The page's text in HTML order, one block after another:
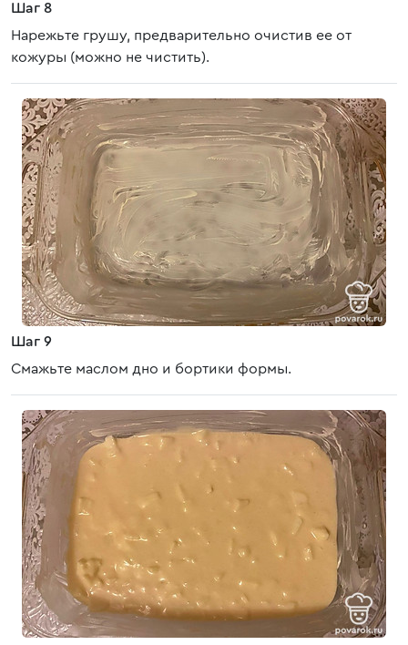
Шаг 8
Нарежьте грушу, предварительно очистив ее от
кожуры (можно не чистить).
Шаг 9
Смажьте маслом дно и бортики формы.